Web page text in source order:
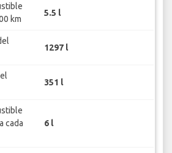
km
5.5 l
1297 l
351 l
cada
6 l